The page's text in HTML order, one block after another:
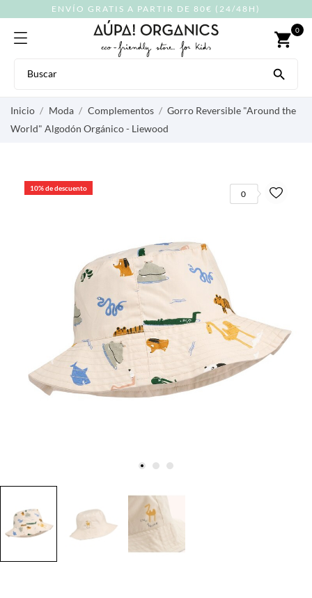
ENVÍO GRATIS A PARTIR DE 80€ (24/48H)
shopping_cart 0

Inicio Moda Complementos
Gorro Reversible "Around the
World" Algodón Orgánico - Liewood
10% de descuento
0